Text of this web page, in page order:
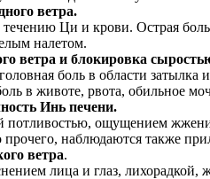
ветра.
Ци и крови. Острая
налетом.
ветра и блокировка
боль в области
в животе, рвота,
Инь печени.
потливостью, ощущением
наблюдаются также
ветра.
лица и глаз,